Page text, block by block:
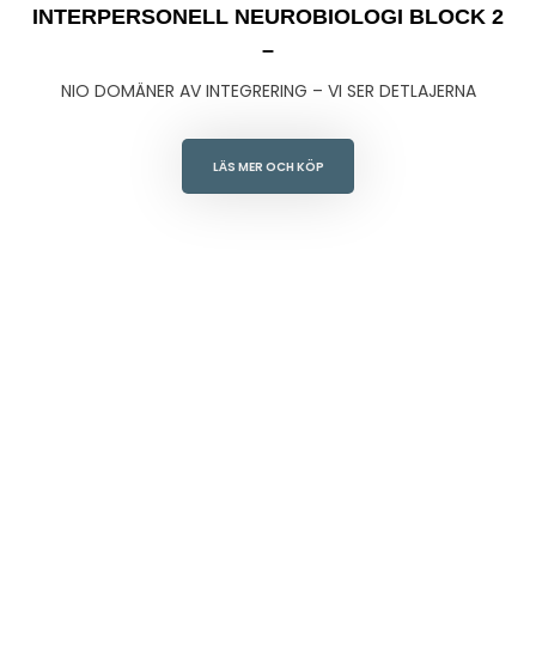
INTERPERSONELL NEUROBIOLOGI BLOCK 2
–
NIO DOMÄNER AV INTEGRERING – VI SER DETLAJERNA
LÄS MER OCH KÖP